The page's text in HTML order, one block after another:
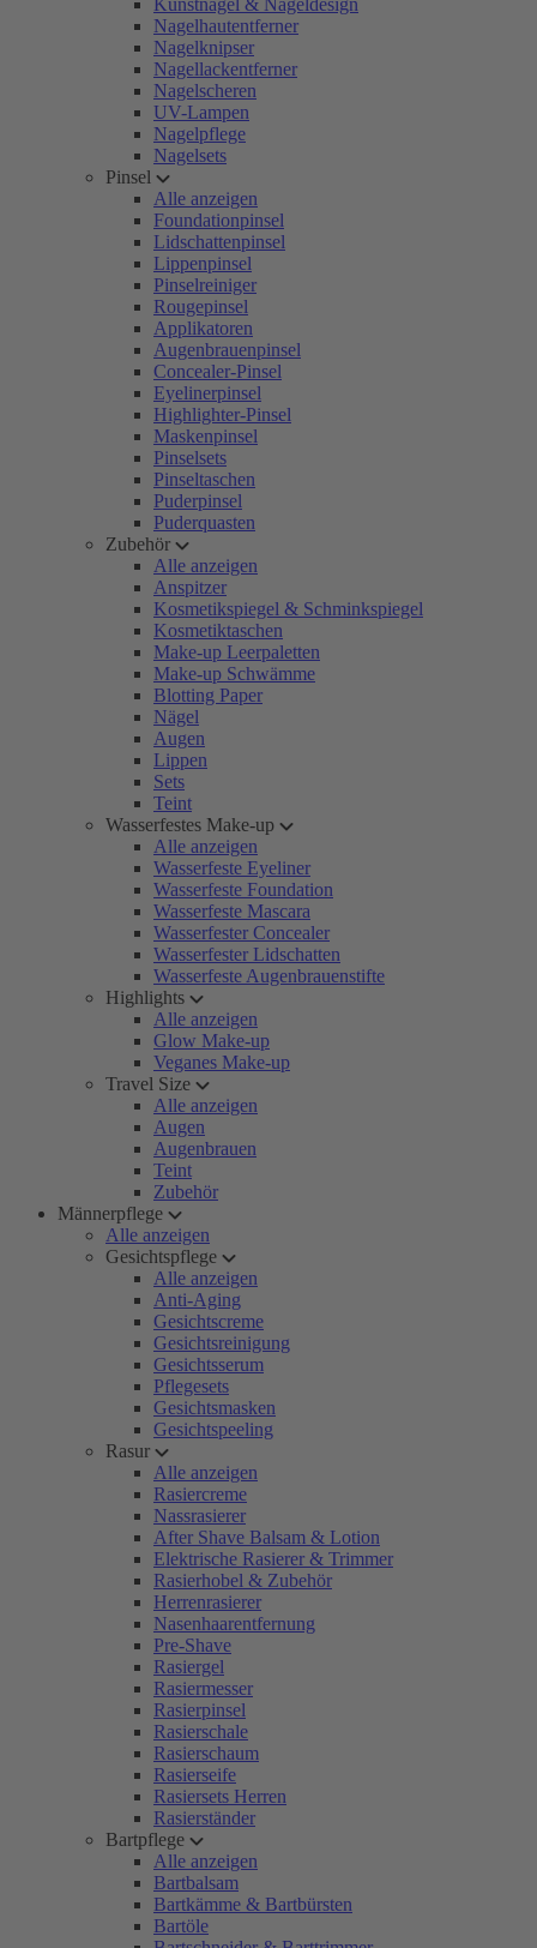
Kunstnägel & Nageldesign
Nagelhautentferner
Nagelknipser
Nagellackentferner
Nagelscheren
UV-Lampen
Nagelpflege
Nagelsets
Pinsel
Alle anzeigen
Foundationpinsel
Lidschattenpinsel
Lippenpinsel
Pinselreiniger
Rougepinsel
Applikatoren
Augenbrauenpinsel
Concealer-Pinsel
Eyelinerpinsel
Highlighter-Pinsel
Maskenpinsel
Pinselsets
Pinseltaschen
Puderpinsel
Puderquasten
Zubehör
Alle anzeigen
Anspitzer
Kosmetikspiegel & Schminkspiegel
Kosmetiktaschen
Make-up Leerpaletten
Make-up Schwämme
Blotting Paper
Nägel
Augen
Lippen
Sets
Teint
Wasserfestes Make-up
Alle anzeigen
Wasserfeste Eyeliner
Wasserfeste Foundation
Wasserfeste Mascara
Wasserfester Concealer
Wasserfester Lidschatten
Wasserfeste Augenbrauenstifte
Highlights
Alle anzeigen
Glow Make-up
Veganes Make-up
Travel Size
Alle anzeigen
Augen
Augenbrauen
Teint
Zubehör
Männerpflege
Alle anzeigen
Gesichtspflege
Alle anzeigen
Anti-Aging
Gesichtscreme
Gesichtsreinigung
Gesichtsserum
Pflegesets
Gesichtsmasken
Gesichtspeeling
Rasur
Alle anzeigen
Rasiercreme
Nassrasierer
After Shave Balsam & Lotion
Elektrische Rasierer & Trimmer
Rasierhobel & Zubehör
Herrenrasierer
Nasenhaarentfernung
Pre-Shave
Rasiergel
Rasiermesser
Rasierpinsel
Rasierschale
Rasierschaum
Rasierseife
Rasiersets Herren
Rasierständer
Bartpflege
Alle anzeigen
Bartbalsam
Bartkämme & Bartbürsten
Bartöle